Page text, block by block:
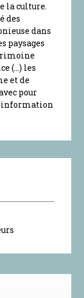
la culture.
des
dans
paysages
(…) les
et de
pour